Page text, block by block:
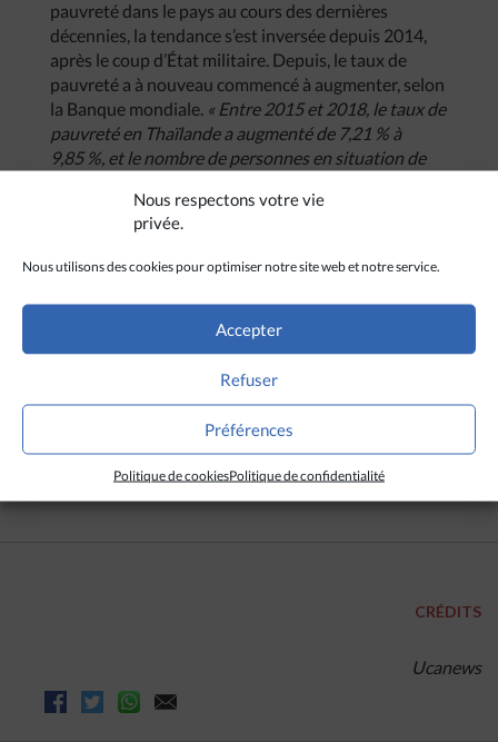
Nous respectons votre vie
privée.
Nous utilisons des cookies pour optimiser notre site web et notre service.
Accepter
Refuser
Préférences
Politique de cookiesPolitique de confidentialité
pauvreté dans le pays au cours des dernières
décennies, la tendance s’est inversée depuis 2014,
après le coup d’État militaire. Depuis, le taux de
pauvreté a à nouveau commencé à augmenter, selon
la Banque mondiale. « Entre 2015 et 2018, le taux de
pauvreté en Thaïlande a augmenté de 7,21 % à
9,85 %, et le nombre de personnes en situation de
6,7 millions »,indiquait un rapport de la Banque
mondiale publié en mars 2020, juste avant la
de pauvreté a vraisemblablement continué
d’augmenter.« Les habitants de mon quartier
assure Boonrak Boonma, qui
travaillait comme femme de ménage dans un hôtel
de la capitale avant la crise sanitaire, et qui vit dans
un bidonville de Bangkok.« Notre situation semble
sans espoir, nous ne savons plus quoi faire. »
(Avec Ucanews)
CRÉDITS
Ucanews